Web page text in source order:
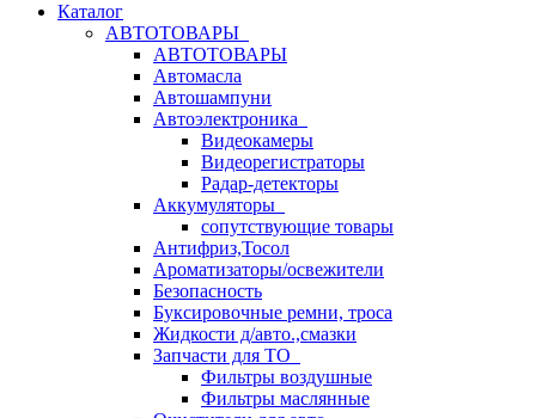
Каталог
АВТОТОВАРЫ
АВТОТОВАРЫ
Автомасла
Автошампуни
Автоэлектроника
Видеокамеры
Видеорегистраторы
Радар-детекторы
Аккумуляторы
сопутствующие товары
Антифриз,Тосол
Ароматизаторы/освежители
Безопасность
Буксировочные ремни, троса
Жидкости д/авто.,смазки
Запчасти для ТО
Фильтры воздушные
Фильтры маслянные